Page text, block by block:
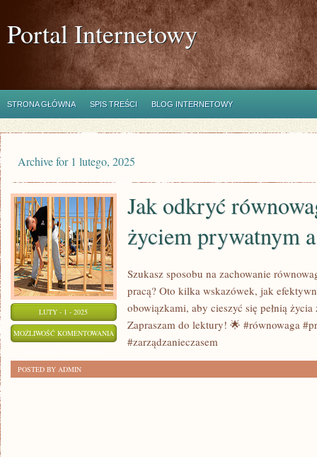
Portal Internetowy
STRONA GŁÓWNA SPIS TREŚCI BLOG INTERNETOWY
Archive for 1 lutego, 2025
LUTY - 1 - 2025
MOŻLIWOŚĆ KOMENTOWANIA
Jak odkryć
życiem prywatnym
Szukasz sposobu na zachowanie
pracą? Oto kilka wskazówek, jak
obowiązkami, aby cieszyć się pełnią
Zapraszam do lektury! 🌟 #równowaga
#zarządzanieczasem
POSTED BY ADMIN